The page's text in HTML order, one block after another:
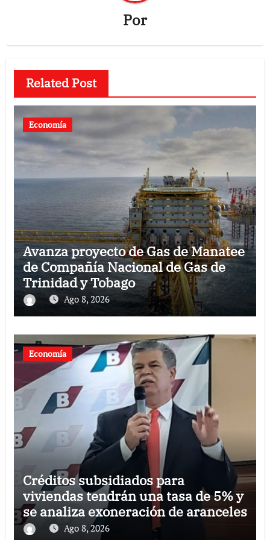
Por
Related Post
Economía
Avanza proyecto de Gas de Manatee
de Compañía Nacional de Gas de
Trinidad y Tobago
Ago 8, 2026
Economía
Créditos subsidiados para
viviendas tendrán una tasa de 5% y
se analiza exoneración de aranceles
Ago 8, 2026